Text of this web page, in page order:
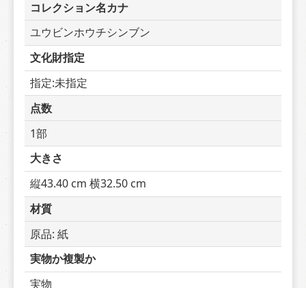
コレクション名カナ
ユウビンホウチシンブン
文化財指定
指定:未指定
点数
1部
大きさ
縦43.40 cm 横32.50 cm
材質
原品: 紙
実物か複製か
実物